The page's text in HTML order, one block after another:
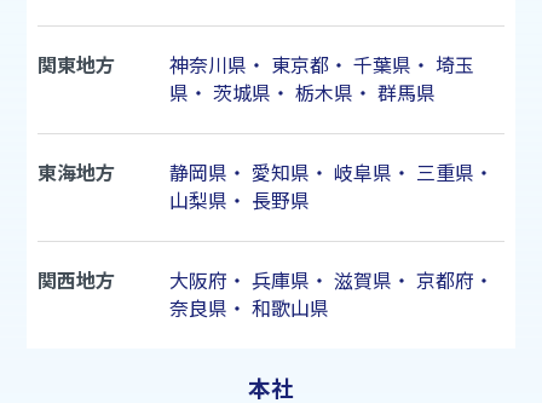
関東地方 神奈川県 ・ 東京都・ 千葉県 ・ 埼玉
県 ・ 茨城県 ・ 栃木県 ・ 群馬県
東海地方 静岡県 ・ 愛知県 ・ 岐阜県 ・ 三重県 ・
山梨県 ・ 長野県
関西地方 大阪府 ・ 兵庫県 ・ 滋賀県 ・ 京都府 ・
奈良県 ・ 和歌山県
本社